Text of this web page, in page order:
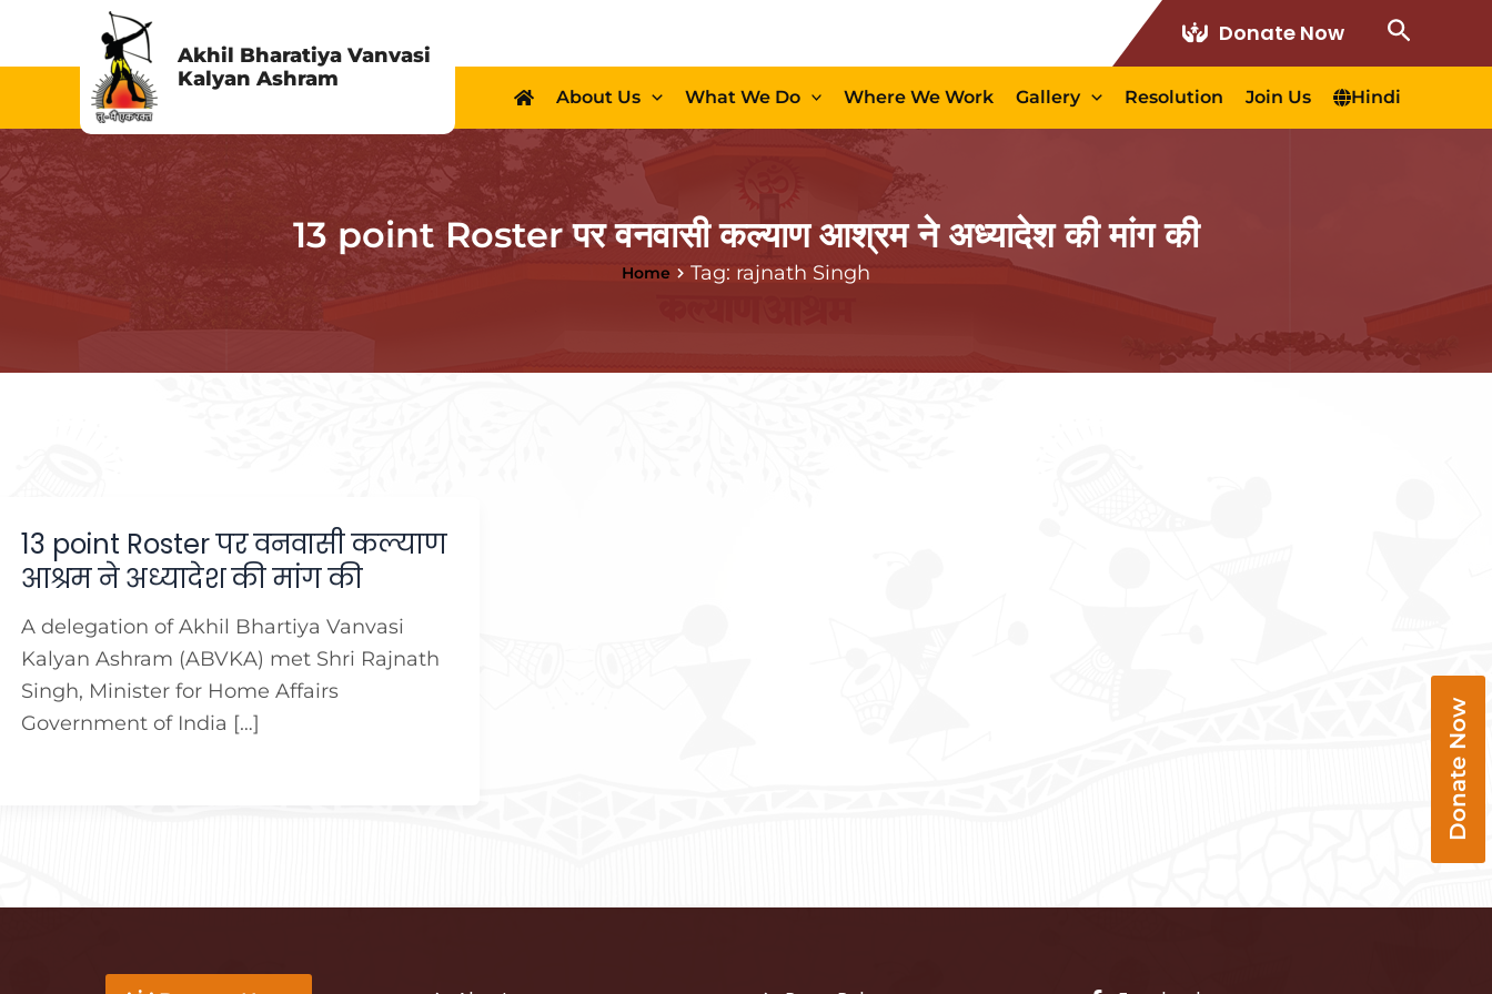
Akhil Bharatiya Vanvasi
Kalyan Ashram
Donate Now Search
About Us What We Do Where We Work Gallery Resolution Join Us Hindi
13 point Roster पर वनवासी कल्याण आश्रम ने अध्यादेश की मांग की
Home Tag: rajnath Singh
13 point Roster पर वनवासी कल्याण
आश्रम ने अध्यादेश की मांग की
A delegation of Akhil Bhartiya Vanvasi
Kalyan Ashram (ABVKA) met Shri Rajnath
Singh, Minister for Home Affairs
Government of India […]
Donate Now